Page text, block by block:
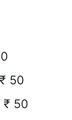
50
₹ 50